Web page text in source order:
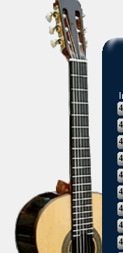
4
4
4
4
4
4
4
4
4